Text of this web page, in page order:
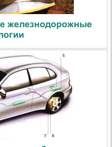
железнодорожные